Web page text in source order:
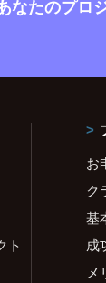
なたのプロ
ト
お
ク
基
成
メ